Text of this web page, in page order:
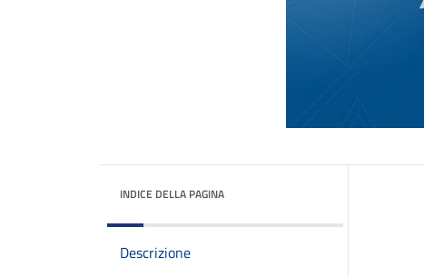
INDICE DELLA PAGINA
Descrizione